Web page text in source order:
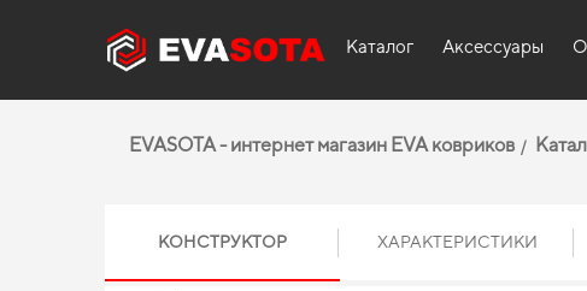
Каталог Аксессуары
EVASOTA - интернет магазин EVA ковриков
КОНСТРУКТОР ХАРАКТЕРИСТИКИ